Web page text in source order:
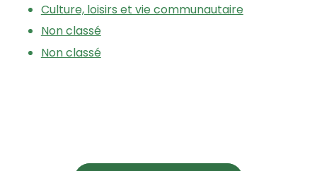
Culture, loisirs et vie communautaire
Non classé
Non classé